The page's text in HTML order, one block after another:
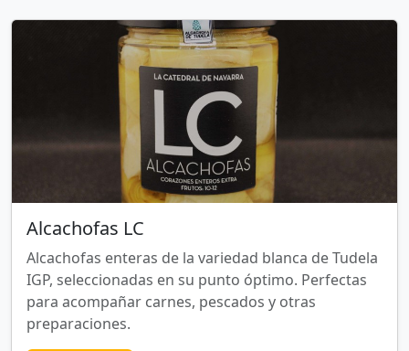
Alcachofas LC
Alcachofas enteras de la variedad blanca de Tudela
IGP, seleccionadas en su punto óptimo. Perfectas
para acompañar carnes, pescados y otras
preparaciones.